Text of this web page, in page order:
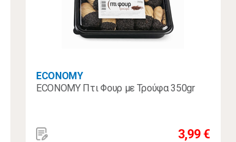
ECONOMY
ECONOMY Πτι Φουρ με Τρούφα 350gr
3,99 €